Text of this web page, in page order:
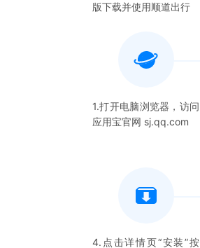
版下载并使用顺道出行
1.打开电脑浏览器，访问
应用宝官网 sj.qq.com
4.点击详情页“安装”按